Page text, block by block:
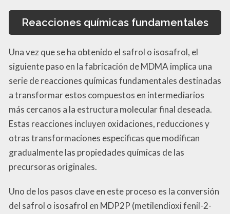
Reacciones químicas fundamentales
Una vez que se ha obtenido el safrol o isosafrol, el
siguiente paso en la fabricación de MDMA implica una
serie de reacciones químicas fundamentales destinadas
a transformar estos compuestos en intermediarios
más cercanos a la estructura molecular final deseada.
Estas reacciones incluyen oxidaciones, reducciones y
otras transformaciones específicas que modifican
gradualmente las propiedades químicas de las
precursoras originales.
Uno de los pasos clave en este proceso es la conversión
del safrol o isosafrol en MDP2P (metilendioxi fenil-2-